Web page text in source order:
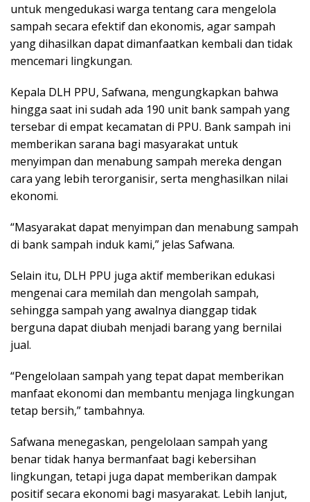
untuk mengedukasi warga tentang cara mengelola
sampah secara efektif dan ekonomis, agar sampah
yang dihasilkan dapat dimanfaatkan kembali dan tidak
mencemari lingkungan.
Kepala DLH PPU, Safwana, mengungkapkan bahwa
hingga saat ini sudah ada 190 unit bank sampah yang
tersebar di empat kecamatan di PPU. Bank sampah ini
memberikan sarana bagi masyarakat untuk
menyimpan dan menabung sampah mereka dengan
cara yang lebih terorganisir, serta menghasilkan nilai
ekonomi.
“Masyarakat dapat menyimpan dan menabung sampah
di bank sampah induk kami,” jelas Safwana.
Selain itu, DLH PPU juga aktif memberikan edukasi
mengenai cara memilah dan mengolah sampah,
sehingga sampah yang awalnya dianggap tidak
berguna dapat diubah menjadi barang yang bernilai
jual.
“Pengelolaan sampah yang tepat dapat memberikan
manfaat ekonomi dan membantu menjaga lingkungan
tetap bersih,” tambahnya.
Safwana menegaskan, pengelolaan sampah yang
benar tidak hanya bermanfaat bagi kebersihan
lingkungan, tetapi juga dapat memberikan dampak
positif secara ekonomi bagi masyarakat. Lebih lanjut,